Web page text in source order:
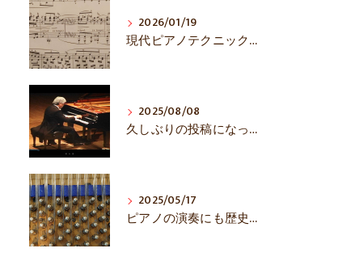
2026/01/19
現代ピアノテクニックは万能？
2025/08/08
久しぶりの投稿になってしまいました……
2025/05/17
ピアノの演奏にも歴史あり！？